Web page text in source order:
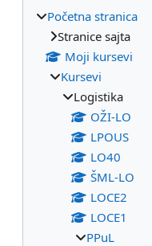
Početna stranica
Stranice sajta
Moji kursevi
Kursevi
Logistika
OŽI-LO
LPOUS
LO40
ŠML-LO
LOCE2
LOCE1
PPuL